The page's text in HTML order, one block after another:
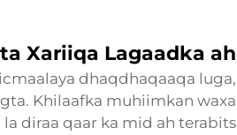
Xariiqa Lagaadka ah
dhaqdhaqaaqa luga,
Khilaafka muhiimkan waxa
diraa qaar ka mid ah terabits